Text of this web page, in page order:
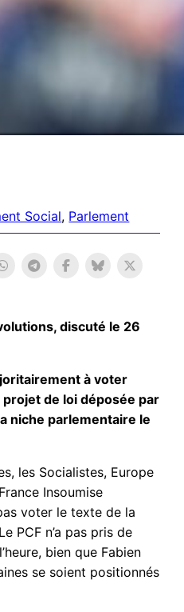
Social, Parlement
discuté le 26
à voter
de loi déposée par
niche parlementaire le
les Socialistes, Europe
Insoumise
voter le texte de la
PCF n’a pas pris de
bien que Fabien
se soient positionnés